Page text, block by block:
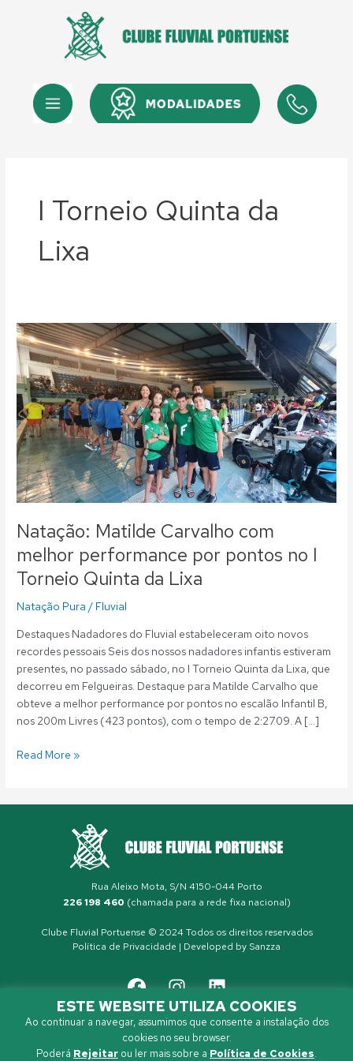
Menu Menu
I Torneio Quinta da
Lixa
Natação: Matilde Carvalho com
melhor performance por pontos no I
Torneio Quinta da Lixa
Natação Pura / Fluvial
Destaques Nadadores do Fluvial estabeleceram oito novos
recordes pessoais Seis dos nossos nadadores infantis estiveram
presentes, no passado sábado, no I Torneio Quinta da Lixa, que
decorreu em Felgueiras. Destaque para Matilde Carvalho que
obteve a melhor performance por pontos no escalão Infantil B,
nos 200m Livres (423 pontos), com o tempo de 2:27.09. A […]
Natação:
Matilde
Carvalho
com
melhor
performance
por
pontos
no
I
Torneio
Quinta
da
Lixa
Read More »
Rua Aleixo Mota, S/N 4150-044 Porto
226 198 460 (chamada para a rede fixa nacional)
Clube Fluvial Portuense © 2024 Todos os direitos reservados
Política de Privacidade | Developed by Sanzza
ESTE WEBSITE UTILIZA COOKIES
Ao continuar a navegar, assumimos que consente a instalação dos
cookies no seu browser.
Poderá Rejeitar ou ler mais sobre a Política de Cookies.